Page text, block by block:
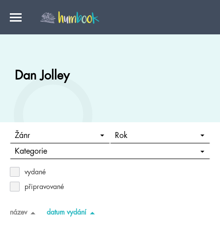
Dan Jolley
Žánr Rok
Kategorie
vydané
připravované
název datum vydání